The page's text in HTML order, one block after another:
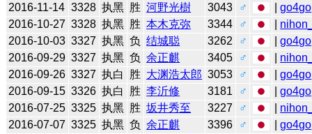
2016-11-14 3328 执黑 胜 河野光樹 3043 ♂ |go4go
2016-10-27 3328 执黑 胜 本木克弥 3344 ♂
2016-10-03 3327 执黑 负 结城聪 3262 ♂ |go4go
2016-09-29 3327 执黑 负 余正麒 3405 ♂
2016-09-26 3327 执白 胜 大渊浩太郎 3053 ♂ |go4go
2016-09-15 3326 执白 胜 李沂修 3181 ♂ |go4go
2016-07-25 3325 执黑 胜 坂井秀至 3227 ♂
2016-07-07 3325 执黑 负 余正麒 3396 ♂ |go4go